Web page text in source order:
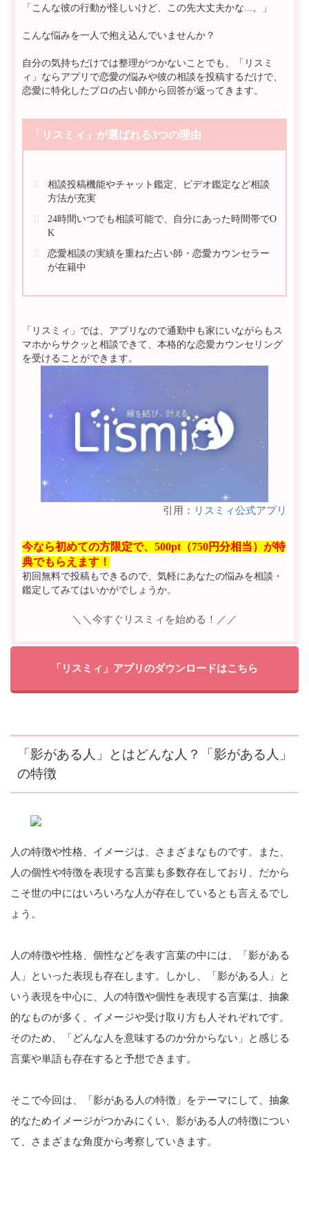
「こんな彼の行動が怪しいけど、この先大丈夫かな...。」
こんな悩みを一人で抱え込んでいませんか？
自分の気持ちだけでは整理がつかないことでも、「リスミ
ィ」ならアプリで恋愛の悩みや彼の相談を投稿するだけで、
恋愛に特化したプロの占い師から回答が返ってきます。
「リスミィ」が選ばれる3つの理由
相談投稿機能やチャット鑑定、ビデオ鑑定など相談
方法が充実
24時間いつでも相談可能で、自分にあった時間帯でO
K
恋愛相談の実績を重ねた占い師・恋愛カウンセラー
が在籍中
「リスミィ」では、アプリなので通勤中も家にいながらもス
マホからサクッと相談できて、本格的な恋愛カウンセリング
を受けることができます。
引用： リスミィ公式アプリ
今なら初めての方限定で、500pt（750円分相当）が特
典でもらえます！
初回無料で投稿もできるので、気軽にあなたの悩みを相談・
鑑定してみてはいかがでしょうか。
＼＼今すぐリスミィを始める！／／
「リスミィ」アプリのダウンロードはこちら
「影がある人」とはどんな人？「影がある人」
の特徴
人の特徴や性格、イメージは、さまざまなものです。また、
人の個性や特徴を表現する言葉も多数存在しており、だから
こそ世の中にはいろいろな人が存在しているとも言えるでし
ょう。
人の特徴や性格、個性などを表す言葉の中には、「影がある
人」といった表現も存在します。しかし、「影がある人」と
いう表現を中心に、人の特徴や個性を表現する言葉は、抽象
的なものが多く、イメージや受け取り方も人それぞれです。
そのため、「どんな人を意味するのか分からない」と感じる
言葉や単語も存在すると予想できます。
そこで今回は、「影がある人の特徴」をテーマにして、抽象
的なためイメージがつかみにくい、影がある人の特徴につい
て、さまざまな角度から考察していきます。